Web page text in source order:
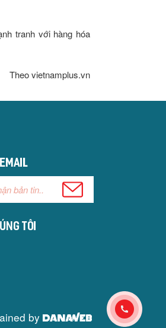
tranh với hàng hóa
Theo vietnamplus.vn
tôi
by